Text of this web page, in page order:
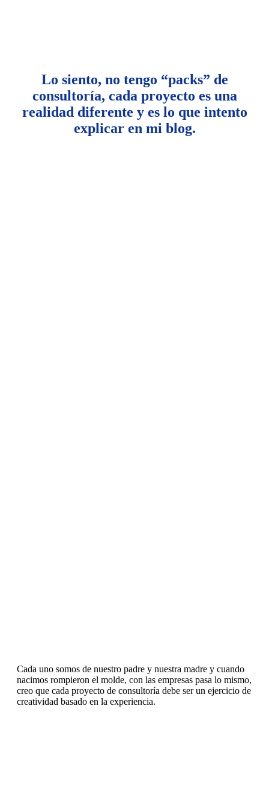
Lo siento, no tengo “packs” de
consultoría, cada proyecto es una
realidad diferente y es lo que intento
explicar en mi blog.
Cada uno somos de nuestro padre y nuestra madre y cuando
nacimos rompieron el molde, con las empresas pasa lo mismo,
creo que cada proyecto de consultoría debe ser un ejercicio de
creatividad basado en la experiencia.